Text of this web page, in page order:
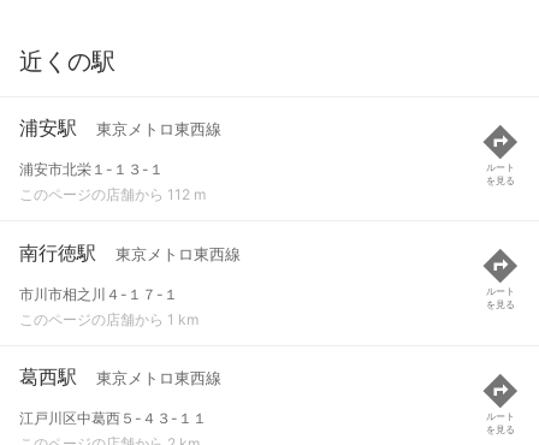
近くの駅
浦安駅 東京メトロ東西線
浦安市北栄１-１３-１
このページの店舗から 112 m
ルート
を見る
南行徳駅 東京メトロ東西線
市川市相之川４-１７-１
このページの店舗から 1 km
ルート
を見る
葛西駅 東京メトロ東西線
江戸川区中葛西５-４３-１１
ルート
を見る